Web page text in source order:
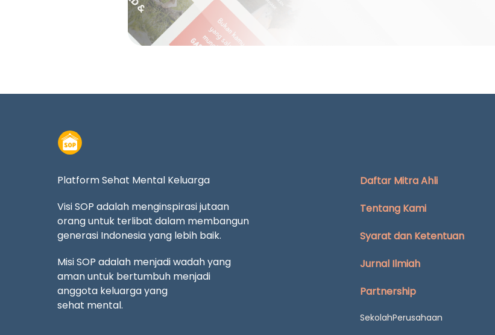
Platform Sehat Mental Keluarga
Visi SOP adalah menginspirasi jutaan
orang untuk terlibat dalam membangun
generasi Indonesia yang lebih baik.
Misi SOP adalah menjadi wadah yang
aman untuk bertumbuh menjadi
anggota keluarga yang
sehat mental.
Daftar Mitra Ahli
Tentang Kami
Syarat dan Ketentuan
Jurnal Ilmiah
Partnership
SekolahPerusahaan